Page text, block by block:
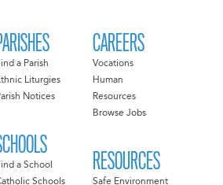
a Parish
Liturgies
Notices
a School
Schools
CAREERS
Vocations
Human
Resources
Browse Jobs
RESOURCES
Safe Environment